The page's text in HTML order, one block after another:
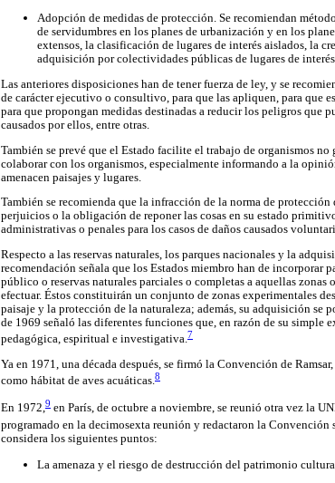
Adopción de medidas de protección. Se recomiendan
de servidumbres en los planes de urbanización y en los
extensos, la clasificación de lugares de interés aislados, la
adquisición por colectividades públicas de lugares de
Las anteriores disposiciones han de tener fuerza de ley, y se
de carácter ejecutivo o consultivo, para que las apliquen, para que
para que propongan medidas destinadas a reducir los peligros que
causados por ellos, entre otras.
También se prevé que el Estado facilite el trabajo de organismos
colaborar con los organismos, especialmente informando a la
amenacen paisajes y lugares.
También se recomienda que la infracción de la norma de
perjuicios o la obligación de reponer las cosas en su estado
administrativas o penales para los casos de daños causados
Respecto a las reservas naturales, los parques nacionales y la
recomendación señala que los Estados miembro han de incorporar
público o reservas naturales parciales o completas a aquellas
efectuar. Éstos constituirán un conjunto de zonas experimentales
paisaje y la protección de la naturaleza; además, su adquisición se
de 1969 señaló las diferentes funciones que, en razón de su simple
pedagógica, espiritual e investigativa.7
Ya en 1971, una década después, se firmó la Convención de
como hábitat de aves acuáticas. 8
En 1972,9 en París, de octubre a noviembre, se reunió otra vez la
programado en la decimosexta reunión y redactaron la
considera los siguientes puntos:
La amenaza y el riesgo de destrucción del patrimonio